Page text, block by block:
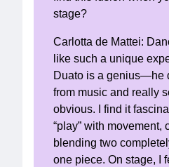
stage?
Carlotta de Mattei:
like such a unique
Duato is a genius—he
from music and really
obvious. I find it
“play” with movement,
blending two
one piece. On stage, I